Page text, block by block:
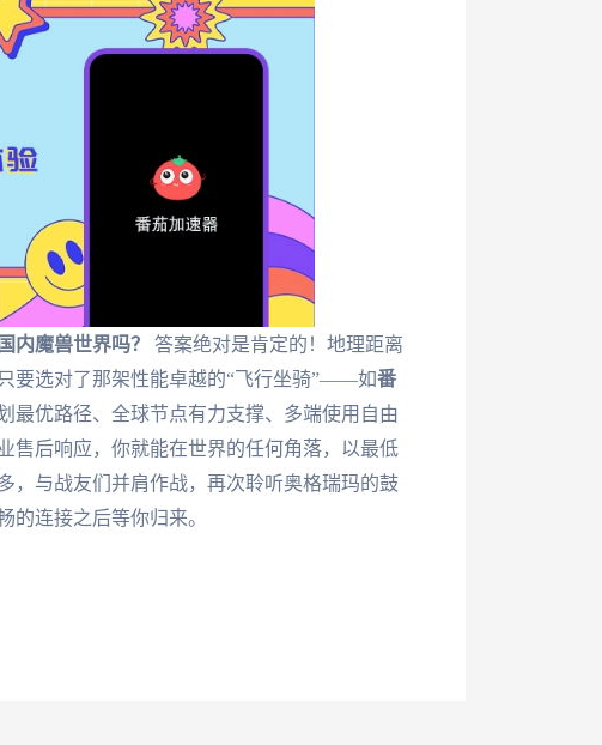
内魔兽世界吗？
答案绝对是肯定的！地理距离
要选对了那架性能卓越的“飞行坐骑”——如番
最优路径、全球节点有力支撑、多端使用自由
售后响应，你就能在世界的任何角落，以最低
，与战友们并肩作战，再次聆听奥格瑞玛的鼓
的连接之后等你归来。